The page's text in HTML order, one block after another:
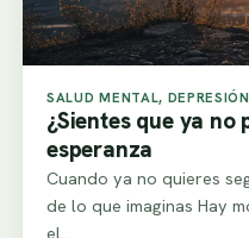
SALUD MENTAL,
¿Sientes que ya no
esperanza
Cuando ya no quieres
de lo que imaginas Hay
el…